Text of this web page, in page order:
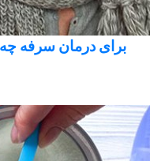
برای درمان سرفه